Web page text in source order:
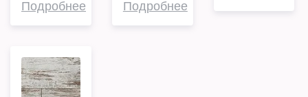
Подробнее Подробнее